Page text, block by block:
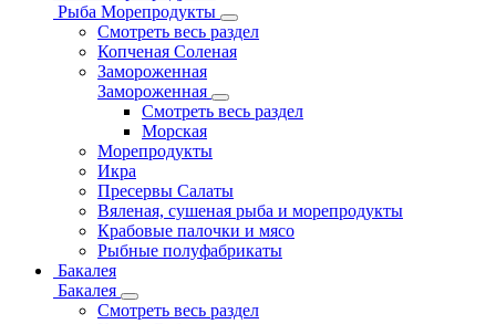
Рыба Морепродукты
Смотреть весь раздел
Копченая Соленая
Замороженная
Замороженная
Смотреть весь раздел
Морская
Морепродукты
Икра
Пресервы Салаты
Вяленая, сушеная рыба и морепродукты
Крабовые палочки и мясо
Рыбные полуфабрикаты
Бакалея
Бакалея
Смотреть весь раздел